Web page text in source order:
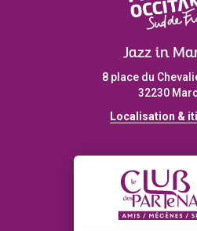
Jazz in
8 place du
32230
Localisation &